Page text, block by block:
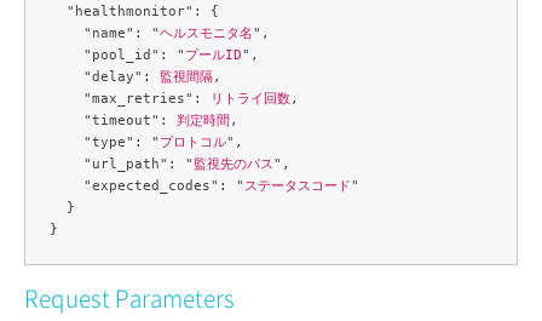
  "healthmonitor": {
    "name": "
ヘルスモニタ名",
    "pool_id": "
プールID",
    "delay":
監視間隔,
    "max_retries":
リトライ回数,
    "timeout":
判定時間 ,
    "type": "
プロトコル",
    "url_path": "
監視先のパス",
    "expected_codes": "
ステータスコード"
  }
Request Parameters